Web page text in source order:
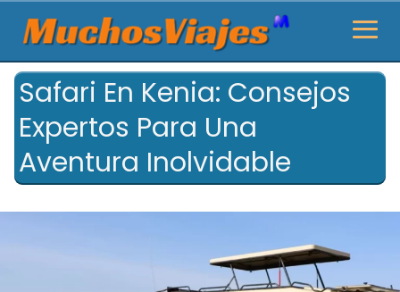
Safari En Kenia: Consejos
Expertos Para Una
Aventura Inolvidable